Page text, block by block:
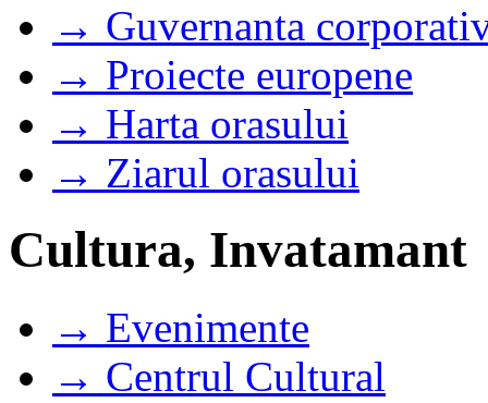
→ Guvernanta
→ Proiecte europene
→ Harta orasului
→ Ziarul orasului
Cultura, Invatamant
→ Evenimente
→ Centrul Cultural